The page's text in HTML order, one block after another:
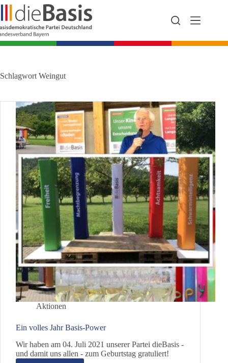
Zum
Inhalt
springen
Schlagwort Weingut
Aktionen
Ein volles Jahr Basis-Power
Wir haben am 04. Juli 2021 unserer Partei dieBasis -
und damit uns allen - zum Geburtstag gratuliert!